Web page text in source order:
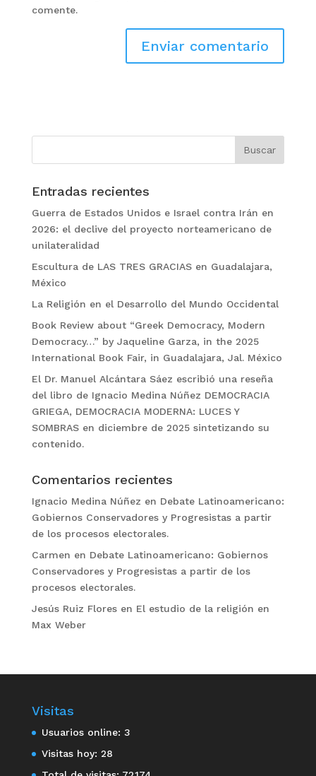
comente.
Entradas recientes
Guerra de Estados Unidos e Israel contra Irán en
2026: el declive del proyecto norteamericano de
unilateralidad
Escultura de LAS TRES GRACIAS en Guadalajara,
México
La Religión en el Desarrollo del Mundo Occidental
Book Review about “Greek Democracy, Modern
Democracy…” by Jaqueline Garza, in the 2025
International Book Fair, in Guadalajara, Jal. México
El Dr. Manuel Alcántara Sáez escribió una reseña
del libro de Ignacio Medina Núñez DEMOCRACIA
GRIEGA, DEMOCRACIA MODERNA: LUCES Y
SOMBRAS en diciembre de 2025 sintetizando su
contenido.
Comentarios recientes
Ignacio Medina Núñez en Debate Latinoamericano:
Gobiernos Conservadores y Progresistas a partir
de los procesos electorales.
Carmen en Debate Latinoamericano: Gobiernos
Conservadores y Progresistas a partir de los
procesos electorales.
Jesús Ruiz Floresen El estudio de la religión en
Max Weber
Visitas
Usuarios online: 3
Visitas hoy: 28